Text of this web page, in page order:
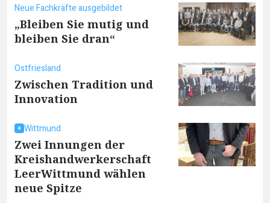
Neue Fachkräfte ausgebildet
„Bleiben Sie mutig und
bleiben Sie dran“
Ostfriesland
Zwischen Tradition und
Innovation
Wittmund
Zwei Innungen der
Kreishandwerkerschaft
LeerWittmund wählen
neue Spitze